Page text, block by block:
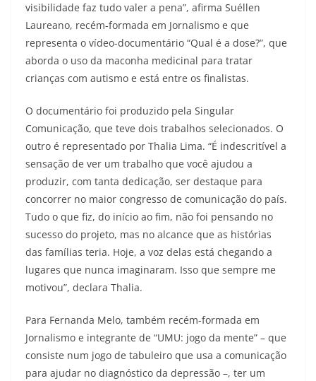
visibilidade faz tudo valer a pena”, afirma Suéllen
Laureano, recém-formada em Jornalismo e que
representa o vídeo-documentário “Qual é a dose?”, que
aborda o uso da maconha medicinal para tratar
crianças com autismo e está entre os finalistas.
O documentário foi produzido pela Singular
Comunicação, que teve dois trabalhos selecionados. O
outro é representado por Thalia Lima. “É indescritível a
sensação de ver um trabalho que você ajudou a
produzir, com tanta dedicação, ser destaque para
concorrer no maior congresso de comunicação do país.
Tudo o que fiz, do início ao fim, não foi pensando no
sucesso do projeto, mas no alcance que as histórias
das famílias teria. Hoje, a voz delas está chegando a
lugares que nunca imaginaram. Isso que sempre me
motivou”, declara Thalia.
Para Fernanda Melo, também recém-formada em
Jornalismo e integrante de “UMU: jogo da mente” – que
consiste num jogo de tabuleiro que usa a comunicação
para ajudar no diagnóstico da depressão –, ter um